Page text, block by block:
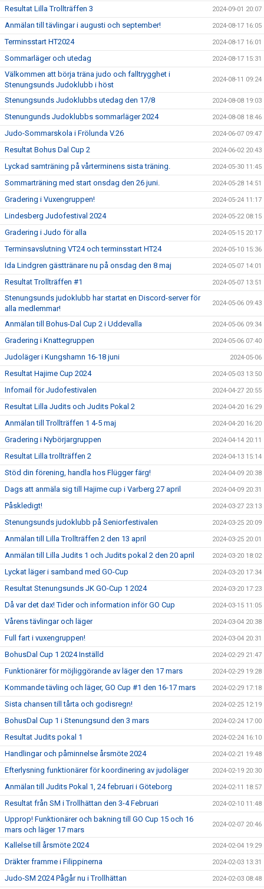
Resultat Lilla Trollträffen 3 2024-09-01 20:07
Anmälan till tävlingar i augusti och september! 2024-08-17 16:05
Terminsstart HT2024 2024-08-17 16:01
Sommarläger och utedag 2024-08-17 15:31
Välkommen att börja träna judo och falltrygghet i
Stenungsunds Judoklubb i höst
2024-08-11 09:24
Stenungsunds Judoklubbs utedag den 17/8 2024-08-08 19:03
Stenungunds Judoklubbs sommarläger 2024 2024-08-08 18:46
Judo-Sommarskola i Frölunda V.26 2024-06-07 09:47
Resultat Bohus Dal Cup 2 2024-06-02 20:43
Lyckad samträning på vårterminens sista träning. 2024-05-30 11:45
Sommarträning med start onsdag den 26 juni. 2024-05-28 14:51
Gradering i Vuxengruppen! 2024-05-24 11:17
Lindesberg Judofestival 2024 2024-05-22 08:15
Gradering i Judo för alla 2024-05-15 20:17
Terminsavslutning VT24 och terminsstart HT24 2024-05-10 15:36
Ida Lindgren gästtränare nu på onsdag den 8 maj 2024-05-07 14:01
Resultat Trollträffen #1 2024-05-07 13:51
Stenungsunds judoklubb har startat en Discord-server för
alla medlemmar!
2024-05-06 09:43
Anmälan till Bohus-Dal Cup 2 i Uddevalla 2024-05-06 09:34
Gradering i Knattegruppen 2024-05-06 07:40
Judoläger i Kungshamn 16-18 juni 2024-05-06
Resultat Hajime Cup 2024 2024-05-03 13:50
Infomail för Judofestivalen 2024-04-27 20:55
Resultat Lilla Judits och Judits Pokal 2 2024-04-20 16:29
Anmälan till Trollträffen 1 4-5 maj 2024-04-20 16:20
Gradering i Nybörjargruppen 2024-04-14 20:11
Resultat Lilla trollträffen 2 2024-04-13 15:14
Stöd din förening, handla hos Flügger färg! 2024-04-09 20:38
Dags att anmäla sig till Hajime cup i Varberg 27 april 2024-04-09 20:31
Påskledigt! 2024-03-27 23:13
Stenungsunds judoklubb på Seniorfestivalen 2024-03-25 20:09
Anmälan till Lilla Trollträffen 2 den 13 april 2024-03-25 20:01
Anmälan till Lilla Judits 1 och Judits pokal 2 den 20 april 2024-03-20 18:02
Lyckat läger i samband med GO-Cup 2024-03-20 17:34
Resultat Stenungsunds JK GO-Cup 1 2024 2024-03-20 17:23
Då var det dax! Tider och information inför GO Cup 2024-03-15 11:05
Vårens tävlingar och läger 2024-03-04 20:38
Full fart i vuxengruppen! 2024-03-04 20:31
BohusDal Cup 1 2024 Inställd 2024-02-29 21:47
Funktionärer för möjliggörande av läger den 17 mars 2024-02-29 19:28
Kommande tävling och läger, GO Cup #1 den 16-17 mars 2024-02-29 17:18
Sista chansen till tårta och godisregn! 2024-02-25 12:19
BohusDal Cup 1 i Stenungsund den 3 mars 2024-02-24 17:00
Resultat Judits pokal 1 2024-02-24 16:10
Handlingar och påminnelse årsmöte 2024 2024-02-21 19:48
Efterlysning funktionärer för koordinering av judoläger 2024-02-19 20:30
Anmälan till Judits Pokal 1, 24 februari i Göteborg 2024-02-11 18:57
Resultat från SM i Trollhättan den 3-4 Februari 2024-02-10 11:48
Upprop! Funktionärer och bakning till GO Cup 15 och 16
mars och läger 17 mars
2024-02-07 20:46
Kallelse till årsmöte 2024 2024-02-04 19:29
Dräkter framme i Filippinerna 2024-02-03 13:31
Judo-SM 2024 Pågår nu i Trollhättan 2024-02-03 08:48